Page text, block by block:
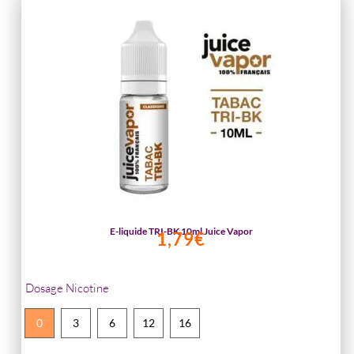
E-liquide TRI-BK 10ml Juice Vapor
1,79€
Dosage Nicotine
0 3 6 12 16